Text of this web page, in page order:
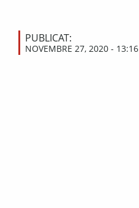
PUBLICAT:
NOVEMBRE 27, 2020 - 13:16